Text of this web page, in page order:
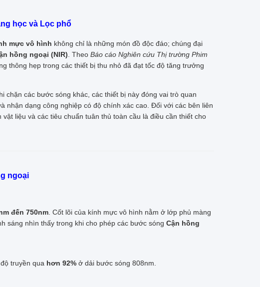
học và Lọc phổ
mực vô hình không chỉ là những món đồ độc đáo; chúng đại
hồng ngoại (NIR) . Theo Báo cáo Nghiên cứu Thị trường Phim
thông hẹp trong các thiết bị thu nhỏ đã đạt tốc độ tăng trưởng
chặn các bước sóng khác, các thiết bị này đóng vai trò quan
nhận dạng công nghiệp có độ chính xác cao. Đối với các bên liên
liệu và các tiêu chuẩn tuân thủ toàn cầu là điều cần thiết cho
ngoại
đến 750nm . Cốt lõi của kính mực vô hình nằm ở lớp phủ màng
sáng nhìn thấy trong khi cho phép các bước sóng Cận hồng
truyền qua hơn 92% ở dải bước sóng 808nm.